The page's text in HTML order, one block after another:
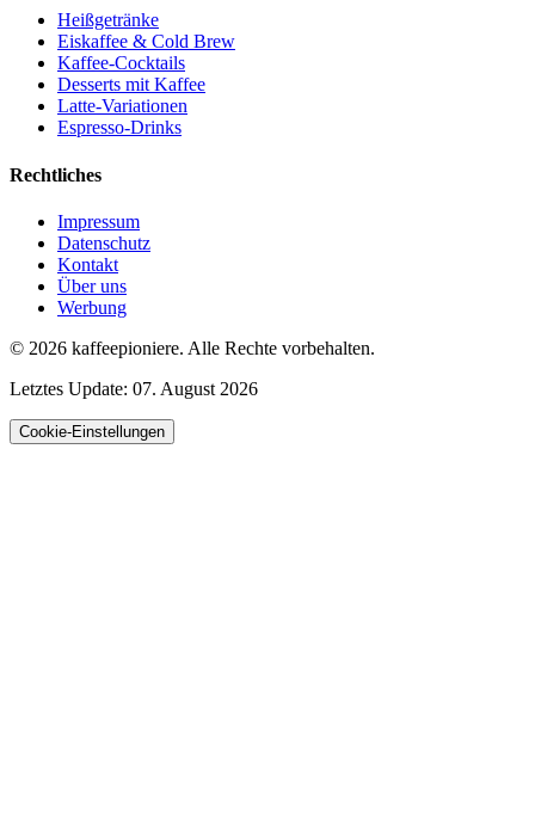
Heißgetränke
Eiskaffee & Cold Brew
Kaffee-Cocktails
Desserts mit Kaffee
Latte-Variationen
Espresso-Drinks
Rechtliches
Impressum
Datenschutz
Kontakt
Über uns
Werbung
© 2026 kaffeepioniere. Alle Rechte vorbehalten.
Letztes Update: 07. August 2026
Cookie-Einstellungen